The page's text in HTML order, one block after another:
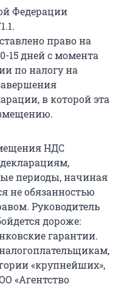
Федерации
право на
15 дней с момента
по налогу на
в которой эта
НДС
периоды, начиная
не обязанностью
Руководитель
дороже:
гарантии.
«крупнейших»,
«Агентство